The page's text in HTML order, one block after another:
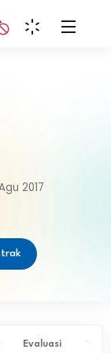
2017
Evaluasi ✨